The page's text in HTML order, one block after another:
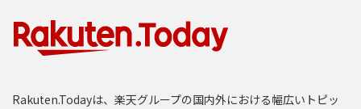
Rakuten.Todayは、楽天グループの国内外における幅広いトピッ